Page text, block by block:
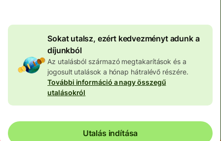
Sokat utalsz, ezért kedvezményt adunk a
díjunkból
Az utalásból származó megtakarítások és a
jogosult utalások a hónap hátralévő részére.
További információ a nagy összegű
utalásokról
Utalás indítása